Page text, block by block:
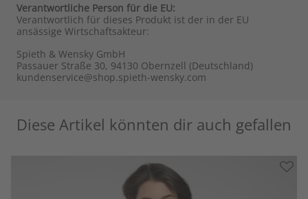
Verantwortliche Person für die EU:
Verantwortlich für dieses Produkt ist der in der EU
ansässige Wirtschaftsakteur:
Spieth & Wensky GmbH
Passauer Straße 30, 94130 Obernzell (Deutschland)
kundenservice@shop.spieth-wensky.com
Diese Artikel könnten dir auch gefallen